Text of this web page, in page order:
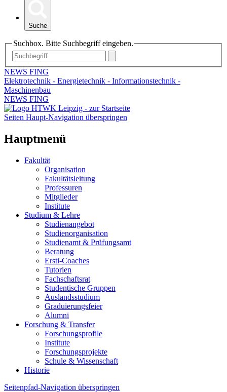
Suche
Suchbox. Bitte Suchbegriff eingeben.
NEWS FING
Elektrotechnik - Energietechnik - Informationstechnik -
Maschinenbau
NEWS FING
Seiten Haupt-Navigation überspringen
Hauptmenü
Fakultät
Organisation
Fakultätsleitung
Professuren
Mitglieder
Institute
Studium & Lehre
Studienangebot
Studienorganisation
Studienamt & Prüfungsamt
Beratung
Ersti-Coaches
Tutorien
Fachschaftsrat
Studentische Gruppen
Auslandsstudium
Graduierungsfeier
Alumni
Forschung & Transfer
Forschungsprofile
Institute
Forschungsprojekte
Schule & Wissenschaft
Historie
Seitenpfad-Navigation überspringen